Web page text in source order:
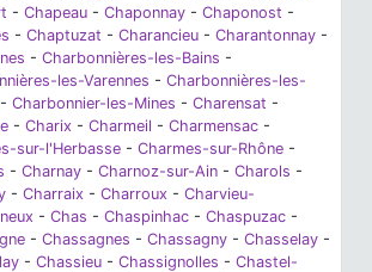
- Chapeau - Chaponnay - Chaponost -
- Chaptuzat - Charancieu - Charantonnay -
- Charbonnières-les-Bains -
les-Varennes - Charbonnières-les-
- Charbonnier-les-Mines - Charensat -
- Charix - Charmeil - Charmensac -
sur-l'Herbasse - Charmes-sur-Rhône -
- Charnay - Charnoz-sur-Ain - Charols -
- Charraix - Charroux - Charvieu-
- Chas - Chaspinhac - Chaspuzac -
- Chassagnes - Chassagny - Chasselay -
- Chassieu - Chassignolles - Chastel-